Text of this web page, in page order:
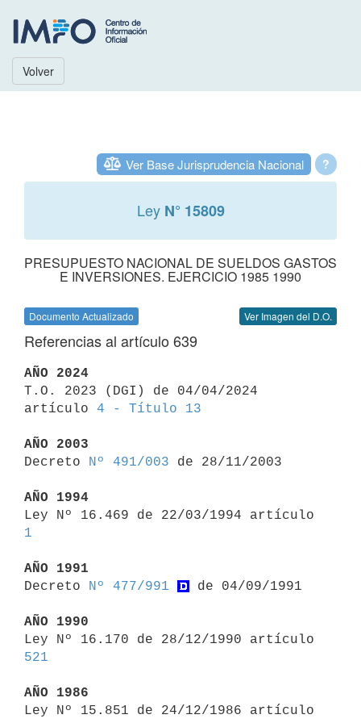
Volver
?
Ver Base Jurisprudencia Nacional
Ley N° 15809
PRESUPUESTO NACIONAL DE SUELDOS GASTOS
E INVERSIONES. EJERCICIO 1985 1990
Documento Actualizado Ver Imagen del D.O.
Referencias al artículo 639
AÑO 2024
T.O. 2023 (DGI) de 04/04/2024
artículo 4 - Título 13
AÑO 2003
Decreto
Nº 491/003 de 28/11/2003
AÑO 1994
1
AÑO 1991
Decreto
Nº 477/991 de 04/09/1991
AÑO 1990
521
AÑO 1986